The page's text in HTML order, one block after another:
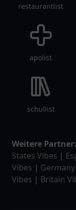
restaurantlist
apolist
schullist
Weitere Partner:
States Vibes |
Vibes |
Vibes | Britain